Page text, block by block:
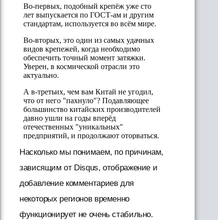
Насколько мы понимаем, по причинам,
зависящим от Disqus, отображение и
добавление комментариев для
некоторых регионов временно
функционирует не очень стабильно.